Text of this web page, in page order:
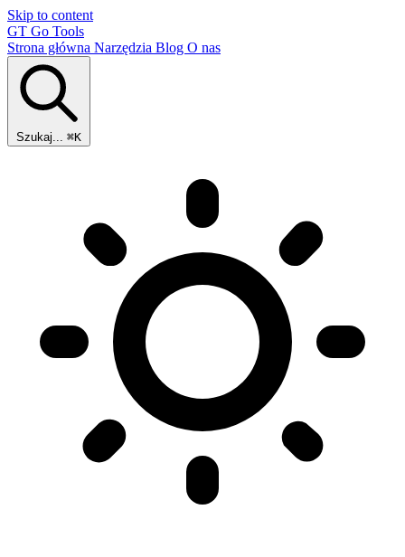
Skip to content
GT Go Tools
Strona główna Narzędzia Blog O nas
Szukaj... ⌘K